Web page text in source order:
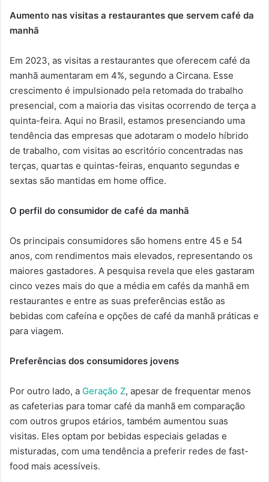
Aumento nas visitas a restaurantes que servem café da
manhã
Em 2023, as visitas a restaurantes que oferecem café da
manhã aumentaram em 4%, segundo a Circana. Esse
crescimento é impulsionado pela retomada do trabalho
presencial, com a maioria das visitas ocorrendo de terça a
quinta-feira. Aqui no Brasil, estamos presenciando uma
tendência das empresas que adotaram o modelo híbrido
de trabalho, com visitas ao escritório concentradas nas
terças, quartas e quintas-feiras, enquanto segundas e
sextas são mantidas em home office.
O perfil do consumidor de café da manhã
Os principais consumidores são homens entre 45 e 54
anos, com rendimentos mais elevados, representando os
maiores gastadores. A pesquisa revela que eles gastaram
cinco vezes mais do que a média em cafés da manhã em
restaurantes e entre as suas preferências estão as
bebidas com cafeína e opções de café da manhã práticas e
para viagem.
Preferências dos consumidores jovens
Por outro lado, a Geração Z, apesar de frequentar menos
as cafeterias para tomar café da manhã em comparação
com outros grupos etários, também aumentou suas
visitas. Eles optam por bebidas especiais geladas e
misturadas, com uma tendência a preferir redes de fast-
food mais acessíveis.